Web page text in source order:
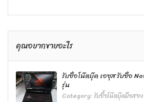
คุณอยากขายอะไร
รับซื้อโน๊ตบุ๊ค เอซุส รับซื้อ
รุ่น
Category:รับซื้อโน๊ตบุ๊คมือสอ